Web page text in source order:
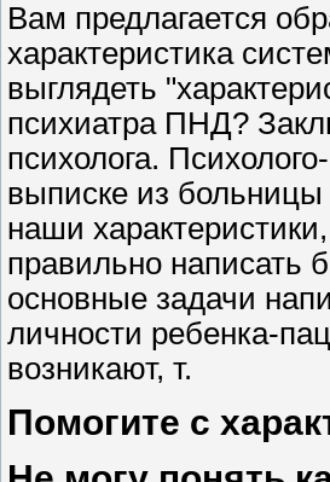
Вам предлагается
характеристика
выглядеть
психиатра ПНД?
психолога.
выписке из больницы
наши
правильно написать
основные задачи
личности ребенка-
возникают, т.
Помогите с